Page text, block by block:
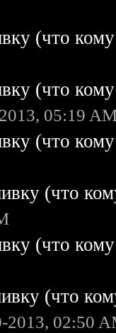
(что
(что
05:19
(что
(что
(что
(что
2013, 02:50